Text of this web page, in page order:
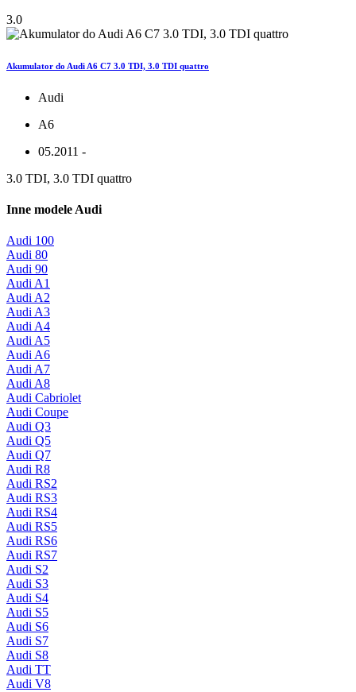
3.0
Akumulator do Audi A6 C7 3.0 TDI, 3.0 TDI quattro
Audi
A6
05.2011 -
3.0 TDI, 3.0 TDI quattro
Inne modele Audi
Audi 100
Audi 80
Audi 90
Audi A1
Audi A2
Audi A3
Audi A4
Audi A5
Audi A6
Audi A7
Audi A8
Audi Cabriolet
Audi Coupe
Audi Q3
Audi Q5
Audi Q7
Audi R8
Audi RS2
Audi RS3
Audi RS4
Audi RS5
Audi RS6
Audi RS7
Audi S2
Audi S3
Audi S4
Audi S5
Audi S6
Audi S7
Audi S8
Audi TT
Audi V8